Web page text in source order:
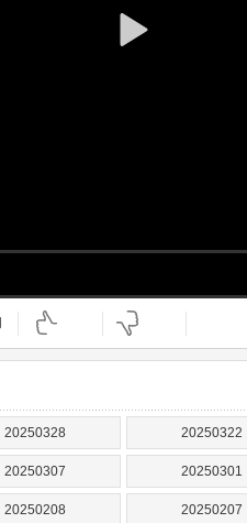
20250328 20250322
20250307 20250301
20250208 20250207